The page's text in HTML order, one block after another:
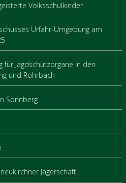
Volksschulkinder
Urfahr-Umgebung am
für Jagdschutzorgane in den
und Rohrbach
Sonnberg
Jägerschaft